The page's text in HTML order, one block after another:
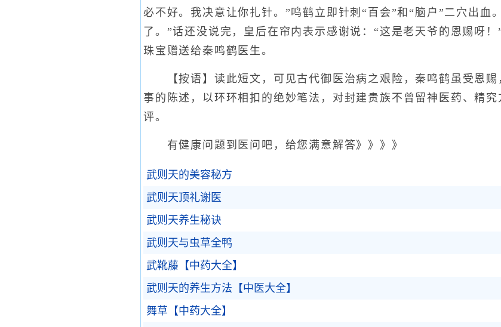
必不好。我决意让你扎针。”鸣鹤立即针刺“百会”和“脑户”二穴出血
了。”话还没说完，皇后在帘内表示感谢说：“这是老天爷的恩赐呀
珠宝赠送给秦鸣鹤医生。
【按语】读此短文，可见古代御医治病之艰险，秦鸣鹤虽受恩赐
事的陈述，以环环相扣的绝妙笔法，对封建贵族不曾留神医药、精
评。
有健康问题到医问吧，给您满意解答》》》》
武则天的美容秘方
武则天顶礼谢医
武则天养生秘诀
武则天与虫草全鸭
武靴藤【中药大全】
武则天的养生方法【中医大全】
舞草【中药大全】